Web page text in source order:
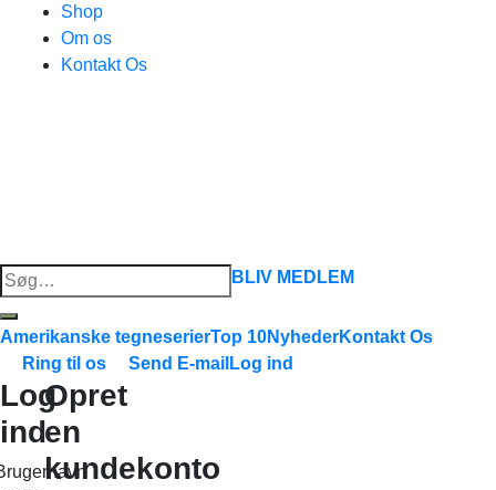
Shop
Om os
Kontakt Os
Søg
efter:
BLIV MEDLEM
Amerikanske tegneserierTop 10NyhederKontakt Os
Ring til os
Send E-mail Log ind
Log
ind
Opret
en
kundekonto